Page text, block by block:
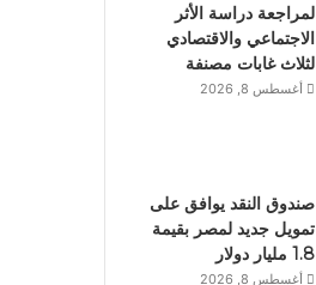
لمراجعة دراسة الأثر
الاجتماعي والاقتصادي
لثلاث غابات مصنفة
أغسطس 8, 2026
صندوق النقد يوافق على
تمويل جديد لمصر بقيمة
1.8 مليار دولار
أغسطس 8, 2026